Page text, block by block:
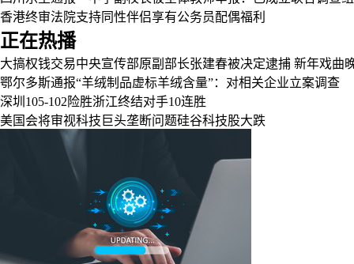
香港终审法院支持同性伴侣享有公务员配偶福利
正在热播
大搞权钱交易中央宣传部原副部长张建春被决定逮捕 新年戏曲
鄂尔多斯通报“羊绒制品虚标羊绒含量”：对相关企业立案调查
深圳105-102险胜浙江终结对手10连胜
美国会将审视科技巨头垄断问题硅谷科技股大跌